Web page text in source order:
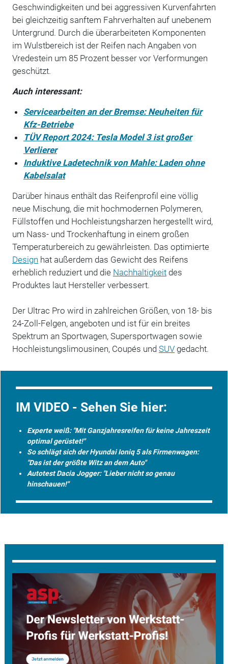
Geschwindigkeiten und bei aggressiven Kurvenfahrten
bei gleichzeitig sanftem Fahrverhalten auf unebenem
Untergrund. Durch die überarbeiteten Komponenten
im Wulstbereich ist der Reifen nach Angaben von
Vredestein um 85 Prozent besser vor Verformungen
geschützt.
Auch interessant:
Servicearbeiten an der Bremse: Neuheiten für
Kfz-Betriebe
TÜV Report 2024: Tesla Model 3 ist großer
Verlierer
Induktive Ladetechnik von Mahle: Laden ohne
Kabelsalat
Darüber hinaus enthält das Reifenprofil eine völlig
neue Mischung, die mit hochmodernen Polymeren,
Füllstoffen und Hochleistungsharzen hergestellt wird,
um Nass- und Trockenhaftung in einem großen
Temperaturbereich zu gewährleisten. Das optimierte
Design hat außerdem das Gewicht des Reifens
erheblich reduziert und die Nachhaltigkeitdes
Produktes laut Hersteller verbessert.
Der Ultrac Pro wird in zahlreichen Größen, von 18- bis
24-Zoll-Felgen, angeboten und ist für ein breites
Spektrum an Sportwagen, Supersportwagen sowie
Hochleistungslimousinen, Coupés und SUVgedacht.
IM VIDEO - Sehen Sie hier:
Experte weiß: "Mit Ganzjahresreifen für keine Jahreszeit
optimal gerüstet!"
So schlägt sich der Hyundai Ioniq 5 als Firmenwagen:
"Das ist der größte Witz an dem Auto"
Autotest Dacia Jogger: "Lieber nicht so genau
hinschauen!"